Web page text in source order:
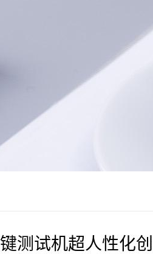
测试机超人性化